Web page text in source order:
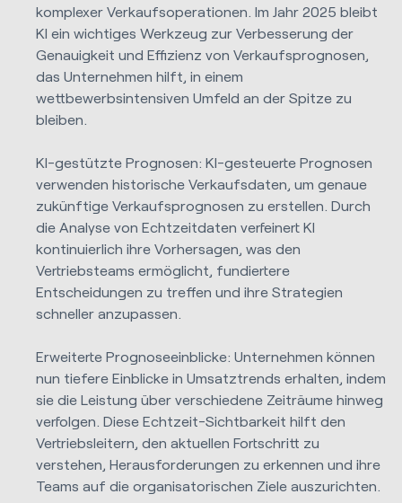
komplexer Verkaufsoperationen. Im Jahr 2025 bleibt
KI ein wichtiges Werkzeug zur Verbesserung der
Genauigkeit und Effizienz von Verkaufsprognosen,
das Unternehmen hilft, in einem
wettbewerbsintensiven Umfeld an der Spitze zu
bleiben.
KI-gestützte Prognosen: KI-gesteuerte Prognosen
verwenden historische Verkaufsdaten, um genaue
zukünftige Verkaufsprognosen zu erstellen. Durch
die Analyse von Echtzeitdaten verfeinert KI
kontinuierlich ihre Vorhersagen, was den
Vertriebsteams ermöglicht, fundiertere
Entscheidungen zu treffen und ihre Strategien
schneller anzupassen.
Erweiterte Prognoseeinblicke: Unternehmen können
nun tiefere Einblicke in Umsatztrends erhalten, indem
sie die Leistung über verschiedene Zeiträume hinweg
verfolgen. Diese Echtzeit-Sichtbarkeit hilft den
Vertriebsleitern, den aktuellen Fortschritt zu
verstehen, Herausforderungen zu erkennen und ihre
Teams auf die organisatorischen Ziele auszurichten.